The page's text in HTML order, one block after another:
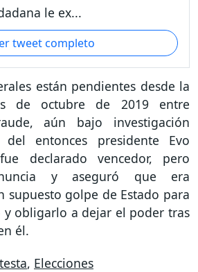
le ex...
tweet completo
están pendientes desde la
de octubre de 2019 entre
aún bajo investigación
entonces presidente Evo
declarado vencedor, pero
y aseguró que era
supuesto golpe de Estado para
obligarlo a dejar el poder tras
él.
, Elecciones